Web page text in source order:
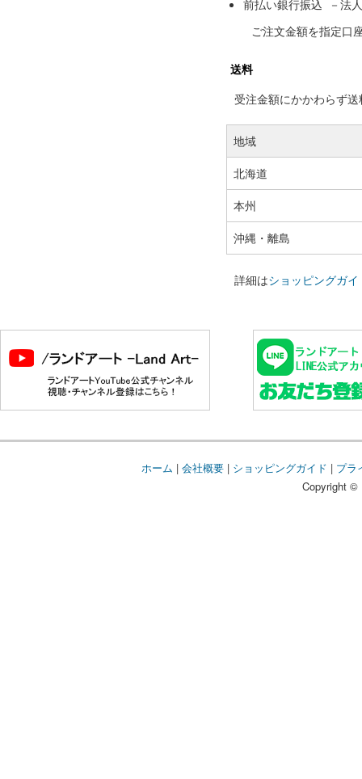
前払い銀行振込 －法
ご注文金額を指定口
送料
受注金額にかかわらず
地域
北海道
本州
沖縄・離島
詳細はショッピングガイ
ホーム | 会社概要| ショッピングガイド | プラ
Copyright ©